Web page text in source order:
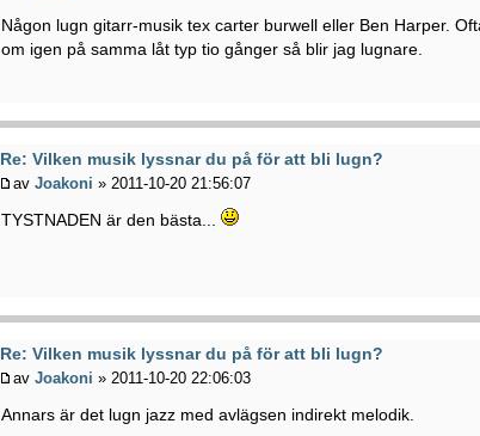
Någon lugn gitarr-musik tex carter burwell eller Ben Harper.
om igen på samma låt typ tio gånger så blir jag lugnare.
Re: Vilken musik lyssnar du på för att bli lugn?
avJoakoni » 2011-10-20 21:56:07
TYSTNADEN är den bästa...
Re: Vilken musik lyssnar du på för att bli lugn?
avJoakoni » 2011-10-20 22:06:03
Annars är det lugn jazz med avlägsen indirekt melodik.